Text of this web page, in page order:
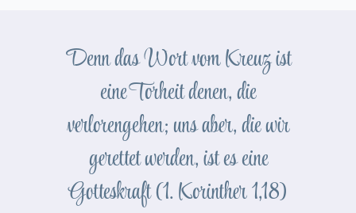
Denn das Wort vom Kreuz ist
eine Torheit denen, die
verlorengehen; uns aber, die wir
gerettet werden, ist es eine
Gotteskraft (1. Korinther 1,18)